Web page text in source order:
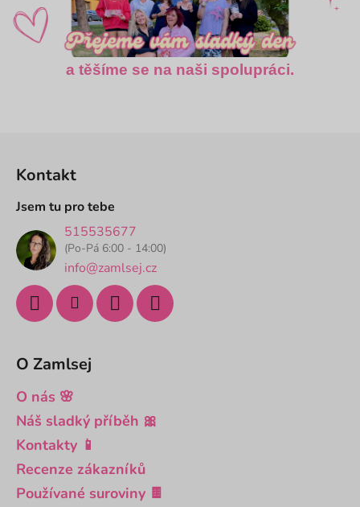
a těšíme se na naši spolupráci.
Kontakt
Jsem tu pro tebe
515535677
(Po-Pá 6:00 - 14:00)
info@zamlsej.cz
O Zamlsej
O nás 🌸
Náš sladký příběh 🎀
Kontakty 📱
Recenze zákazníků
Používané suroviny 🍫